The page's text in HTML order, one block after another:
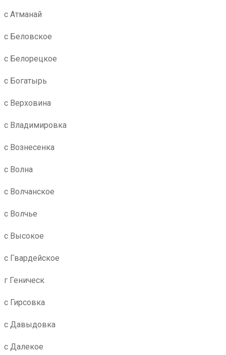
с Атманай
с Беловское
с Белорецкое
с Богатырь
с Верховина
с Владимировка
с Вознесенка
с Волна
с Волчанское
с Волчье
с Высокое
с Гвардейское
г Геническ
с Гирсовка
с Давыдовка
с Далекое